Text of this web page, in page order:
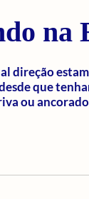
na
direção
que
ou